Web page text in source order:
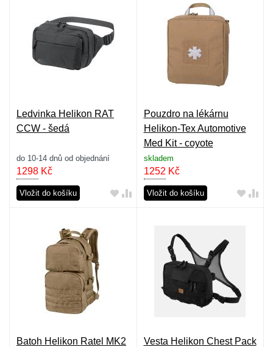
Ledvinka Helikon RAT
CCW - šedá
do 10-14 dnů od objednání
1298 Kč
Vložit do košíku
Pouzdro na lékárnu
Helikon-Tex Automotive
Med Kit - coyote
skladem
1252 Kč
Vložit do košíku
Batoh Helikon Ratel MK2
Vesta Helikon Chest Pack